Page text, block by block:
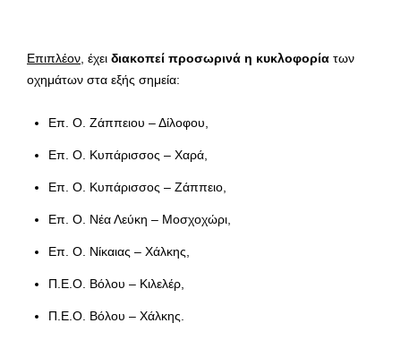
Επιπλέον , έχει διακοπεί προσωρινά η κυκλοφορία των
οχημάτων στα εξής σημεία:
Επ. Ο. Ζάππειου – Δίλοφου,
Επ. Ο. Κυπάρισσος – Χαρά,
Επ. Ο. Κυπάρισσος – Ζάππειο,
Επ. Ο. Νέα Λεύκη – Μοσχοχώρι,
Επ. Ο. Νίκαιας – Χάλκης,
Π.Ε.Ο. Βόλου – Κιλελέρ,
Π.Ε.Ο. Βόλου – Χάλκης.